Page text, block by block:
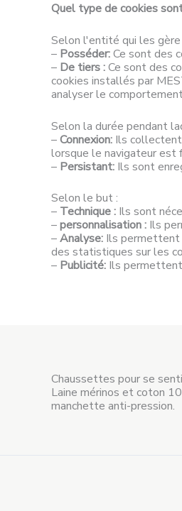
Quel type de cookies
Selon l'entité qui les gère
– Posséder:Ce sont des
– De tiers :Ce sont des
cookies installés par
analyser le
Selon la durée pendant
–Connexion: Ils
lorsque le navigateur est
– Persistant: Ils sont
Selon le but :
– Technique : Ils sont
–personnalisation : Ils
–Analyse: Ils permettent
des statistiques sur les
– Publicité: Ils
Chaussettes pour se
Laine mérinos et coton
manchette anti-pression.